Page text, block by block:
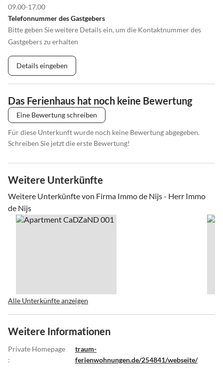
09.00-17.00
Telefonnummer des Gastgebers
Bitte geben Sie weitere Details ein, um die Kontaktnummer des
Gastgebers zu erhalten
Details eingeben
Das Ferienhaus hat noch keine Bewertung
Eine Bewertung schreiben
Für diese Unterkunft wurde noch keine Bewertung abgegeben.
Schreiben Sie jetzt die erste Bewertung!
Weitere Unterkünfte
Weitere Unterkünfte von Firma Immo de Nijs - Herr Immo
de Nijs
Alle Unterkünfte anzeigen
Weitere Informationen
Private Homepage
:
traum-
ferienwohnungen.de/254841/webseite/